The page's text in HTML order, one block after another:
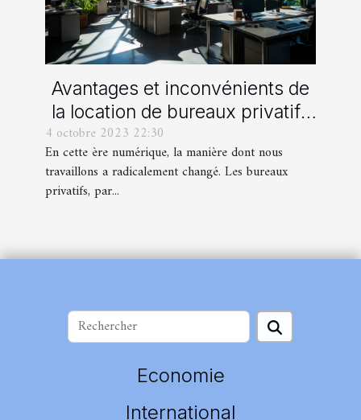
Avantages et inconvénients de
la location de bureaux privatifs
à l'ère du numérique
4 octobre 2023 22:30
En cette ère numérique, la manière dont nous
travaillons a radicalement changé. Les bureaux
privatifs, par...
Economie
International